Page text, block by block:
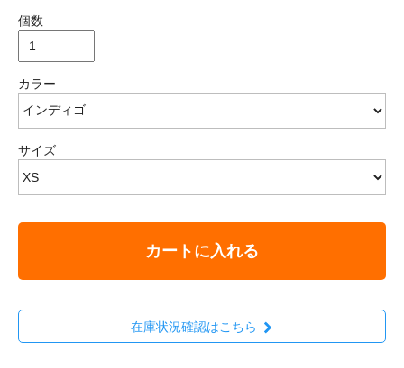
個数
カラー
サイズ
カートに入れる
在庫状況確認はこちら